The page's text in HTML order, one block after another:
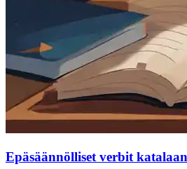
Epäsäännölliset verbit